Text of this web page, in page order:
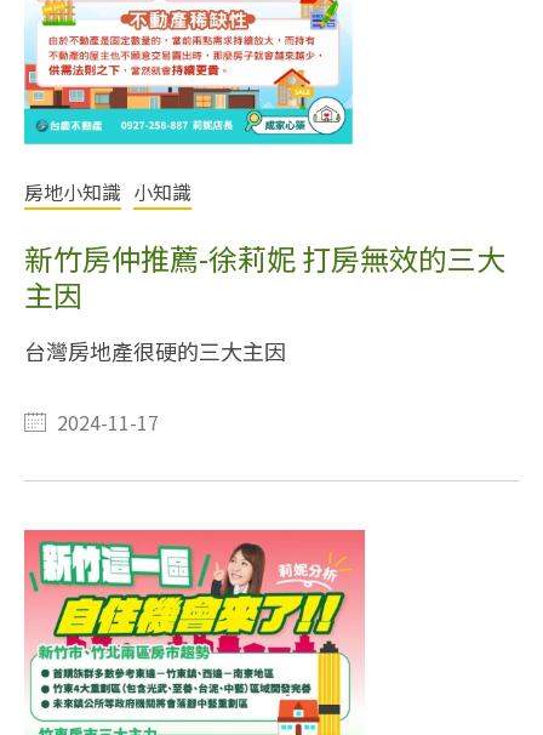
房地小知識 小知識
新竹房仲推薦-徐莉妮 打房無效的三大
主因
台灣房地產很硬的三大主因
2024-11-17